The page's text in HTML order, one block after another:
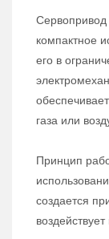
Сервопривод
компактное
его в
газа или
Принцип
создается